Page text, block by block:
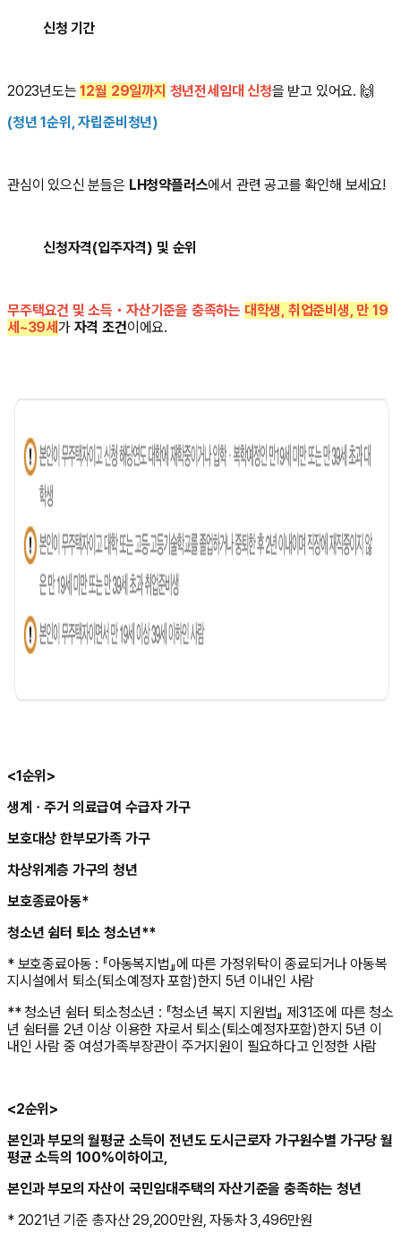
신청 기간
2023년도는 12월 29일까지 청년전세임대 신청을 받고 있어요. 🙌
(청년 1순위, 자립준비청년)
관심이 있으신 분들은 LH청약플러스에서 관련 공고를 확인해 보세요!
신청자격(입주자격) 및 순위
무주택요건 및 소득・자산기준을 충족하는 대학생, 취업준비생, 만 19
세~39세가 자격 조건이에요.
<1순위>
생계ㆍ주거 의료급여 수급자 가구
보호대상 한부모가족 가구
차상위계층 가구의 청년
보호종료아동*
청소년 쉼터 퇴소 청소년**
* 보호종료아동 : 『아동복지법』에 따른 가정위탁이 종료되거나 아동복
지시설에서 퇴소(퇴소예정자 포함)한지 5년 이내인 사람
** 청소년 쉼터 퇴소청소년 : 『청소년 복지 지원법』 제31조에 따른 청소
년 쉼터를 2년 이상 이용한 자로서 퇴소(퇴소예정자포함)한지 5년 이
내인 사람 중 여성가족부장관이 주거지원이 필요하다고 인정한 사람
<2순위>
본인과 부모의 월평균 소득이 전년도 도시근로자 가구원수별 가구당 월
평균 소득의 100%이하이고,
본인과 부모의 자산이 국민임대주택의 자산기준을 충족하는 청년
* 2021년 기준 총자산 29,200만원, 자동차 3,496만원